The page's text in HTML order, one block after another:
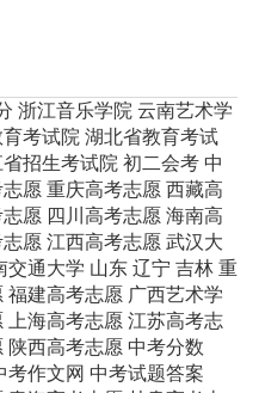
浙江音乐学院 云南艺术学
考试院 湖北省教育考试
招生考试院 初二会考 中
愿 重庆高考志愿 西藏高
愿 四川高考志愿 海南高
愿 江西高考志愿 武汉大
交通大学 山东 辽宁 吉林 重
福建高考志愿 广西艺术学
上海高考志愿 江苏高考志
陕西高考志愿 中考分数
考作文网 中考试题答案